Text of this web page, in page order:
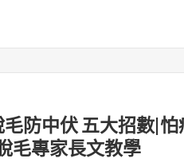
防中伏 五大招數|
毛專家長文教學